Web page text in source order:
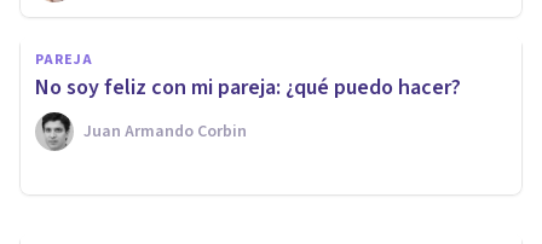
PAREJA
No soy feliz con mi pareja: ¿qué puedo hacer?
Juan Armando Corbin
Los 10 Másters de Sexología
más prestigiosos